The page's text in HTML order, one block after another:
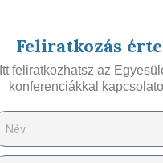
Feliratkozás
Itt feliratkozhatsz az
konferenciákkal